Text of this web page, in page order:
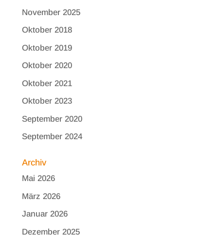
November 2025
Oktober 2018
Oktober 2019
Oktober 2020
Oktober 2021
Oktober 2023
September 2020
September 2024
Archiv
Mai 2026
März 2026
Januar 2026
Dezember 2025